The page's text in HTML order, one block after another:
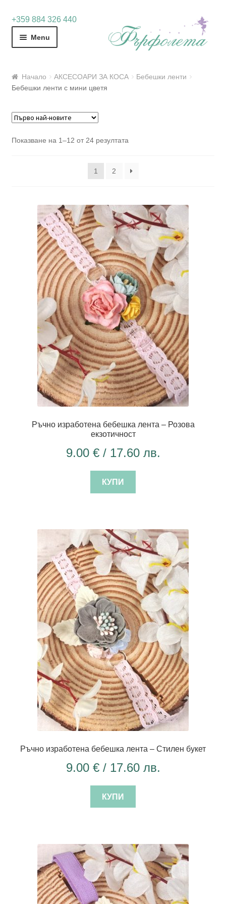
+359 884 326 440
Skip
Skip
Menu
Начало АКСЕСОАРИ ЗА КОСА
Бебешки ленти
Бебешки ленти с мини цветя
Показване на 1–12 от 24 резултатаSorted
1
2
Ръчно изработена бебешка лента – Розова
екзотичност
9.00 €/ 17.60 лв.
КУПИ
Ръчно изработена бебешка лента – Стилен букет
9.00 €/ 17.60 лв.
КУПИ